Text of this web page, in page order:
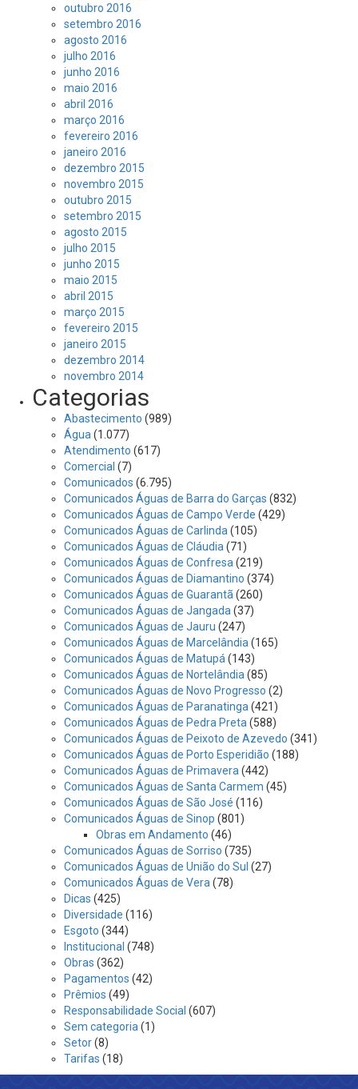
outubro 2016
setembro 2016
agosto 2016
julho 2016
junho 2016
maio 2016
abril 2016
março 2016
fevereiro 2016
janeiro 2016
dezembro 2015
novembro 2015
outubro 2015
setembro 2015
agosto 2015
julho 2015
junho 2015
maio 2015
abril 2015
março 2015
fevereiro 2015
janeiro 2015
dezembro 2014
novembro 2014
Categorias
Abastecimento (989)
Água (1.077)
Atendimento (617)
Comercial (7)
Comunicados (6.795)
Comunicados Águas de Barra do Garças (832)
Comunicados Águas de Campo Verde (429)
Comunicados Águas de Carlinda (105)
Comunicados Águas de Cláudia (71)
Comunicados Águas de Confresa (219)
Comunicados Águas de Diamantino (374)
Comunicados Águas de Guarantã (260)
Comunicados Águas de Jangada (37)
Comunicados Águas de Jauru (247)
Comunicados Águas de Marcelândia (165)
Comunicados Águas de Matupá (143)
Comunicados Águas de Nortelândia (85)
Comunicados Águas de Novo Progresso (2)
Comunicados Águas de Paranatinga (421)
Comunicados Águas de Pedra Preta (588)
Comunicados Águas de Peixoto de Azevedo (341)
Comunicados Águas de Porto Esperidião (188)
Comunicados Águas de Primavera (442)
Comunicados Águas de Santa Carmem (45)
Comunicados Águas de São José (116)
Comunicados Águas de Sinop (801)
Obras em Andamento (46)
Comunicados Águas de Sorriso (735)
Comunicados Águas de União do Sul (27)
Comunicados Águas de Vera (78)
Dicas (425)
Diversidade (116)
Esgoto (344)
Institucional (748)
Obras (362)
Pagamentos (42)
Prêmios (49)
Responsabilidade Social (607)
Sem categoria (1)
Setor(8)
Tarifas (18)